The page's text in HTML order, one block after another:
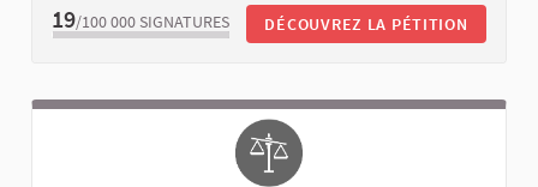
19/100 000 SIGNATURES DÉCOUVREZ LA PÉTITION